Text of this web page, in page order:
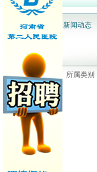
网站首页 新闻动态
所属类别